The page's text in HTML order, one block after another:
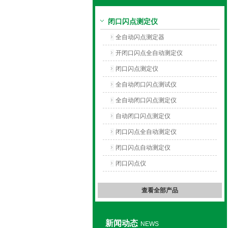
上海旺徐电气有限公司
闭口闪点测定仪
全自动闪点测定器
开闭口闪点全自动测定仪
闭口闪点测定仪
全自动闭口闪点测试仪
全自动闭口闪点测定仪
自动闭口闪点测定仪
闭口闪点全自动测定仪
闭口闪点自动测定仪
闭口闪点仪
查看全部产品
新闻动态 NEWS